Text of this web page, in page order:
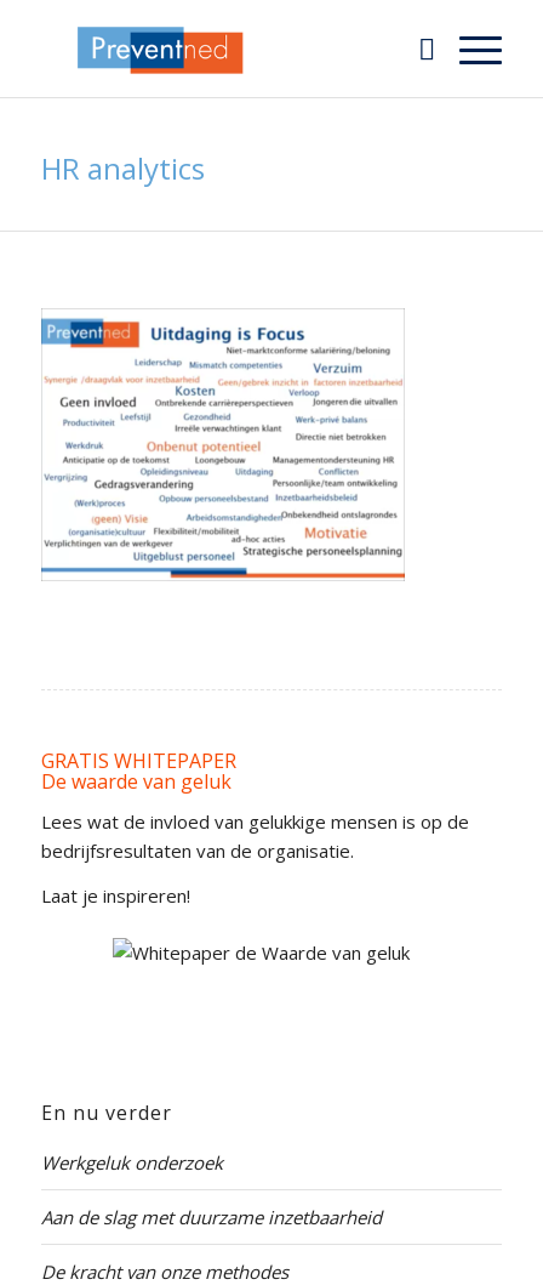
HR analytics
GRATIS WHITEPAPER
De waarde van geluk
Lees wat de invloed van gelukkige mensen is op de
bedrijfsresultaten van de organisatie.
Laat je inspireren!
En nu verder
Werkgeluk onderzoek
Aan de slag met duurzame inzetbaarheid
De kracht van onze methodes